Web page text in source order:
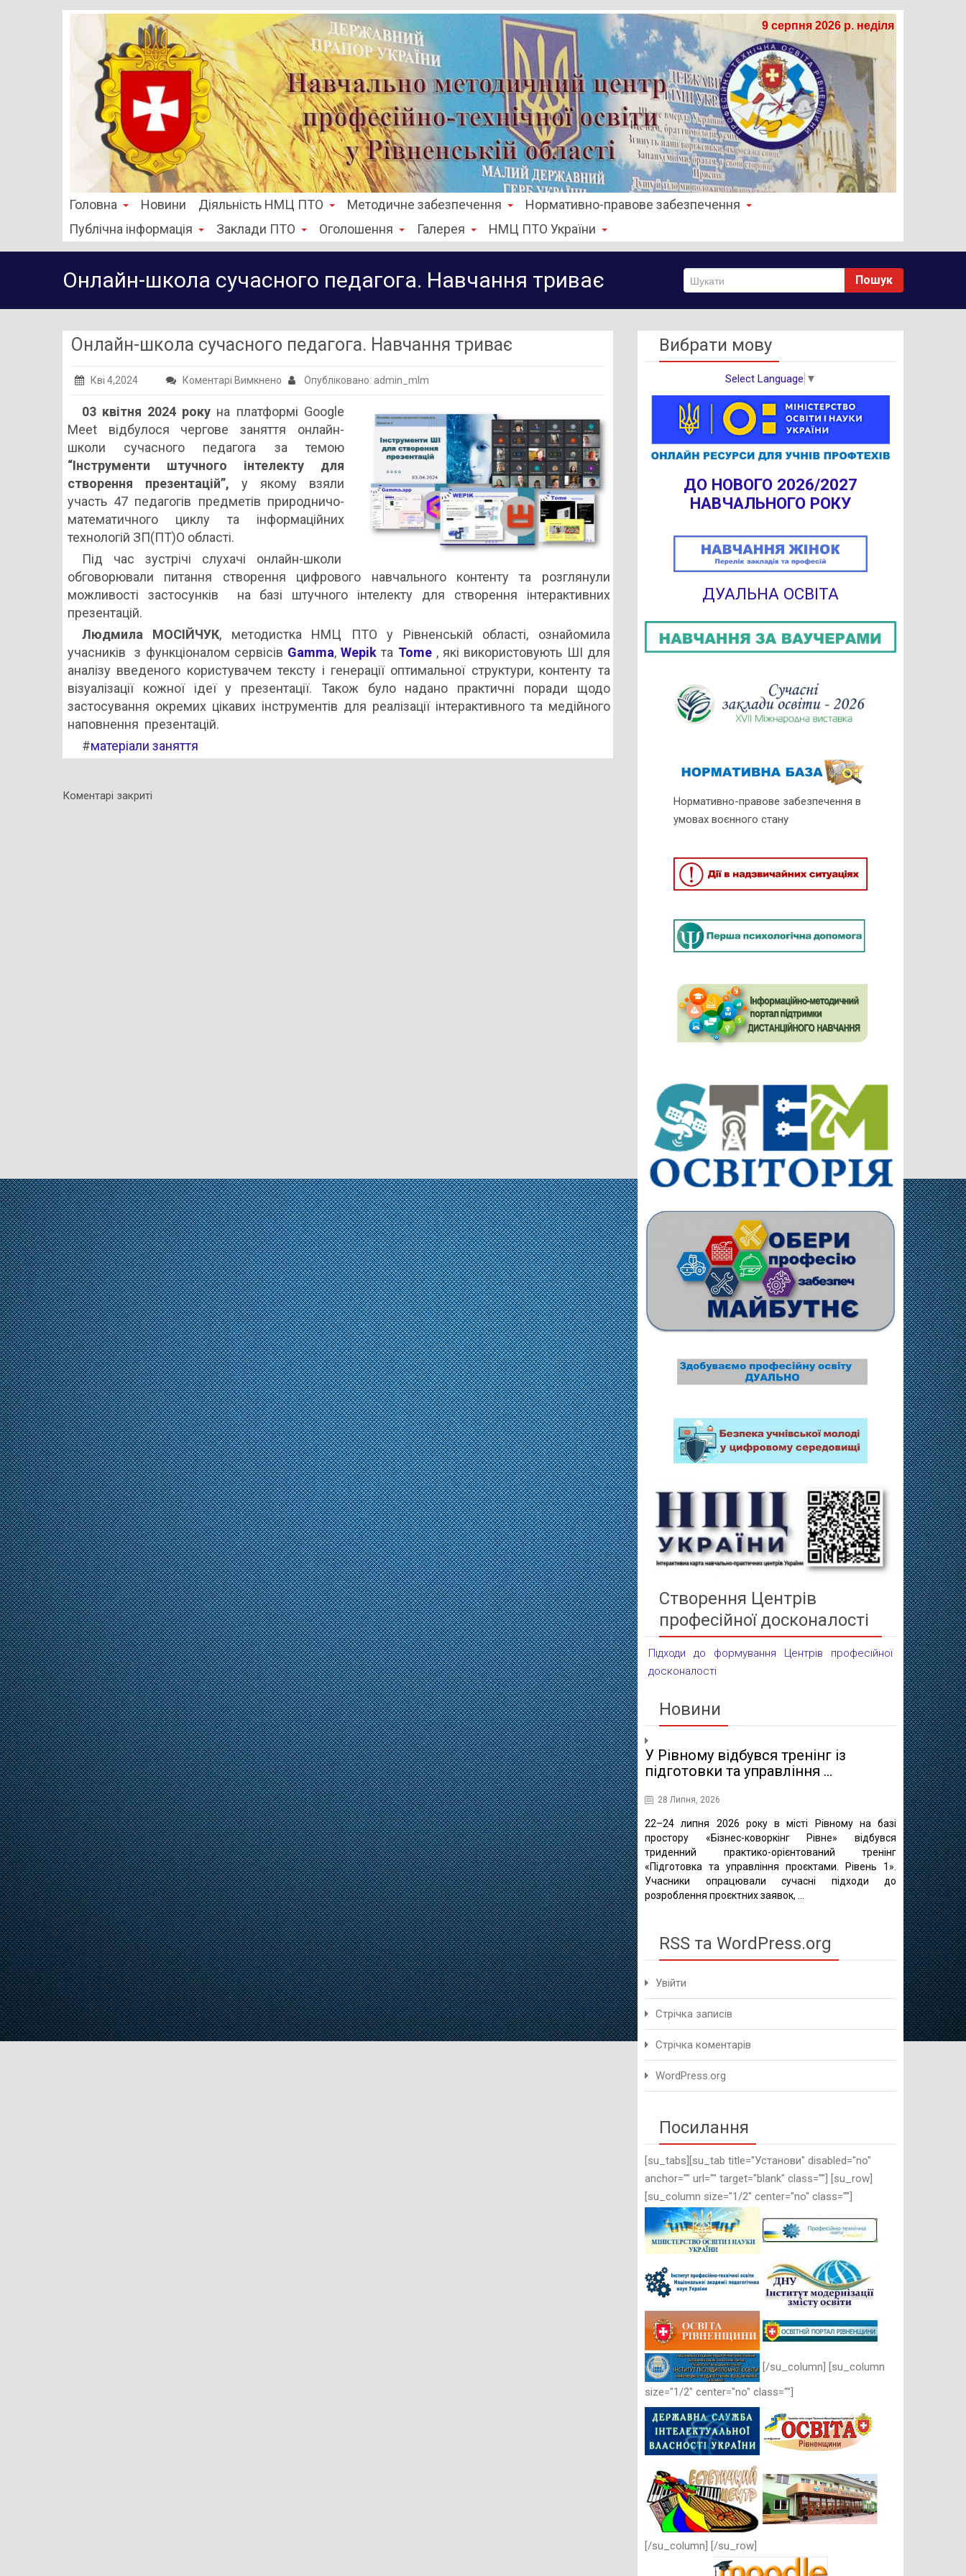
9 серпня 2026 р. неділя
Головна Новини Діяльність НМЦ ПТО Методичне забезпечення
Нормативно-правове забезпечення
Публічна інформація
Заклади ПТО Оголошення Галерея НМЦ ПТО України
Онлайн-школа сучасного педагога. Навчання триває Пошук
Онлайн-школа сучасного педагога. Навчання триває
Кві 4,2024 Коментарі Вимкнено до
школа
сучасного
педагога.
Навчання
триває
Опубліковано: admin_mlm
03 квітня 2024 року на платформі Google
Meet відбулося чергове заняття онлайн-
школи сучасного педагога за темою
“Інструменти штучного інтелекту для
створення презентацій”, у якому взяли
участь 47 педагогів предметів природничо-
математичного циклу та інформаційних
технологій ЗП(ПТ)О області.
Під час зустрічі слухачі онлайн-школи
обговорювали питання створення цифрового навчального контенту та розглянули
можливості застосунків на базі штучного інтелекту для створення інтерактивних
презентацій.
Людмила МОСІЙЧУК, методистка НМЦ ПТО у Рівненській області, ознайомила
учасників з функціоналом сервісів Gamma,Wepik та Tome , які використовують ШІ для
аналізу введеного користувачем тексту і генерації оптимальної структури, контенту та
візуалізації кожної ідеї у презентації. Також було надано практичні поради щодо
застосування окремих цікавих інструментів для реалізації інтерактивного та медійного
наповнення презентацій.
#матеріали заняття
Коментарі закриті
Вибрати мову
Select Language ▼
ДО НОВОГО 2026/2027
НАВЧАЛЬНОГО РОКУ
ДУАЛЬНА ОСВІТА
Нормативно-правове забезпечення в
умовах воєнного стану
Створення Центрів
професійної досконалості
Підходи до формування Центрів професійної
досконалості
Новини
У Рівному відбувся тренінг із
підготовки та управління ...
28 Липня, 2026
22–24 липня 2026 року в місті Рівному на базі
простору «Бізнес-коворкінг Рівне» відбувся
триденний практико-орієнтований тренінг
«Підготовка та управління проєктами. Рівень 1».
Учасники опрацювали сучасні підходи до
розроблення проєктних заявок, ...
освіти
16 Липня,
10 липня в
відбулася
міста Рівне
методичного
RSS та WordPress.org
Увійти
Стрічка записів
Стрічка коментарів
WordPress.org
Посилання
[su_tabs][su_tab title="Установи" disabled="no"
anchor="" url="" target="blank" class=""] [su_row]
[su_column size="1/2" center="no" class=""]
[/su_column] [su_column
size="1/2" center="no" class=""]
[/su_column] [/su_row]